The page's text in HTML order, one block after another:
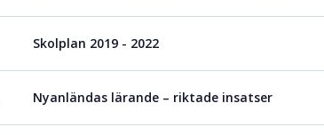
Skolplan 2019 - 2022
Nyanländas lärande – riktade insatser